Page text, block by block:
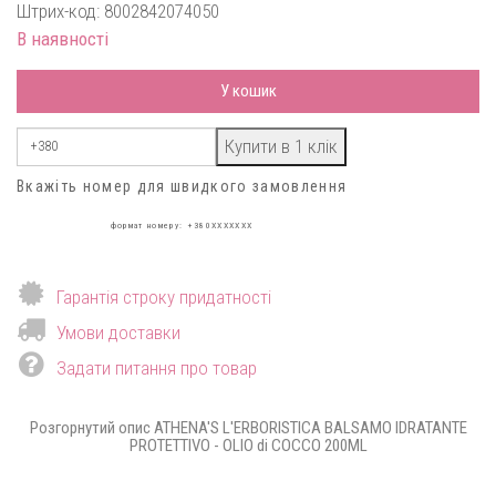
Штрих-код: 8002842074050
В наявності
У кошик
Вкажіть номер для швидкого замовлення
формат номеру: +380XXXXXXX
Гарантія строку придатності
Умови доставки
Задати питання про товар
Розгорнутий опис ATHENA'S L'ERBORISTICA BALSAMO IDRATANTE
PROTETTIVO - OLIO di COCCO 200ML